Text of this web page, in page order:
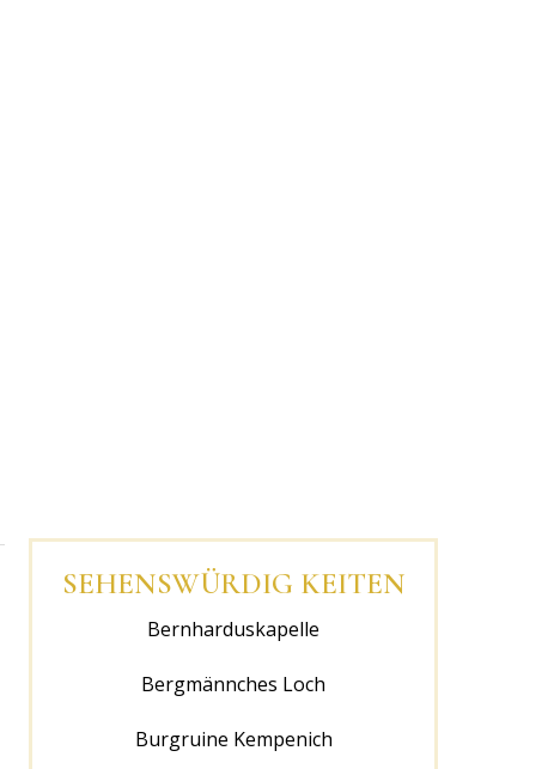
SEHENSWÜRDIG KEITEN
Bernharduskapelle
Bergmännches Loch
Burgruine Kempenich